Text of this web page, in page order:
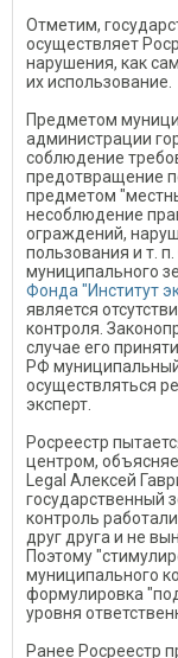
Отметим,
осуществляет
нарушения, как
их использование.
Предметом
администрации
соблюдение
предотвращение
предметом
несоблюдение
ограждений,
пользования и т.
муниципального
Фонда "Институт
является
контроля.
случае его
РФ
осуществляться
эксперт.
Росреестр
центром,
Legal Алексей
государственный
контроль
друг друга и не
Поэтому
муниципального
формулировка
уровня
Ранее Росреестр